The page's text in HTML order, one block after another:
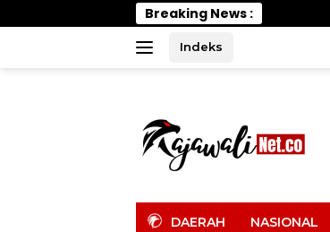
ke
Breaking News :
Indeks
DAERAH NASIONAL